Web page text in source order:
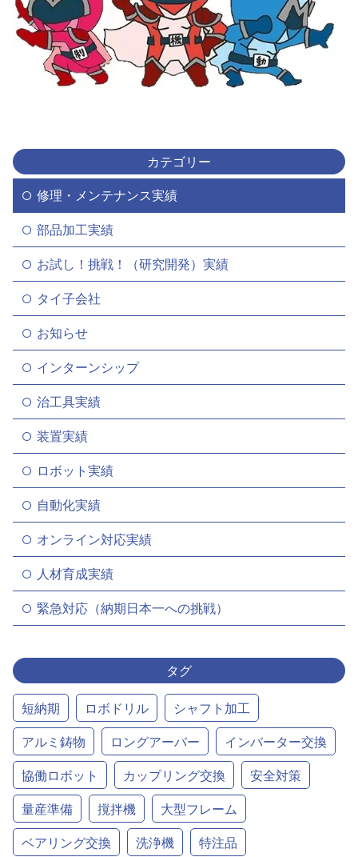
カテゴリー
修理・メンテナンス実績
部品加工実績
お試し！挑戦！（研究開発）実績
タイ子会社
お知らせ
インターンシップ
治工具実績
装置実績
ロボット実績
自動化実績
オンライン対応実績
人材育成実績
緊急対応（納期日本一への挑戦）
タグ
短納期 ロボドリル
シャフト加工
アルミ鋳物
ロングアーバー
インバーター交換
協働ロボット
カップリング交換
安全対策
量産準備
撹拌機
大型フレーム
ベアリング交換
洗浄機 特注品